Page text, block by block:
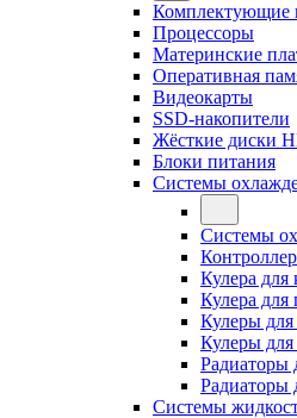
Комплектующие
Процессоры
Материнские
Оперативная
Видеокарты
SSD-накопители
Жёсткие диски
Блоки питания
Системы
Системы
Кулера для
Кулера для
Кулеры для
Кулеры для
Радиаторы
Радиаторы
Системы